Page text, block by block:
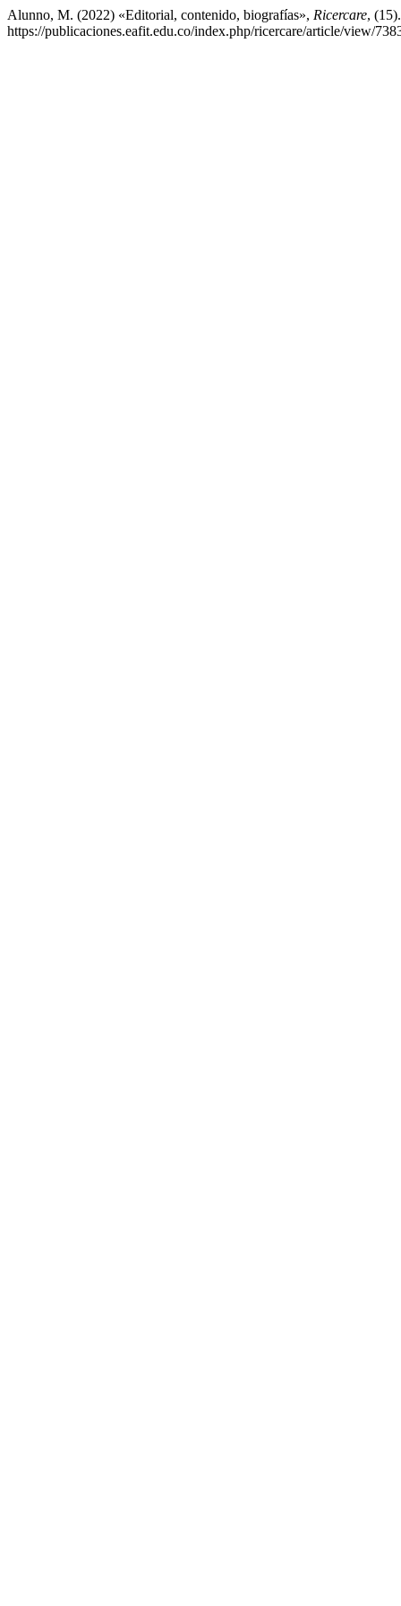
Alunno, M. (2022) «Editorial, contenido, biografías», Ricercare,
https://publicaciones.eafit.edu.co/index.php/ricercare/article/view/